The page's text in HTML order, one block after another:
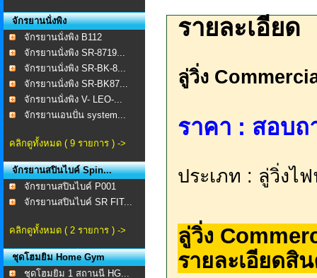
จักรยานนั่งพิง
จักรยานนั่งพิง B112
จักรยานนั่งพิง SR-8719...
จักรยานนั่งพิง SR-BK-8...
จักรยานนั่งพิง SR-BK87...
จักรยานนั่งพิง V- LEO-...
จักรยานเอนปั่น system...
คลิกดูทั้งหมด ( 9 รายการ ) ->
จักรยานสปินไบค์ Spin...
จักรยานสปินไบค์ P001
จักรยานสปินไบค์ SR FIT...
คลิกดูทั้งหมด ( 2 รายการ ) ->
ชุดโฮมยิม Home Gym
ชุดโฮมยิม 1 สถานนี HG...
รายละเอียด
ลู่วิ่ง
ราคา : สอบถ
ประเภท : ลู่วิ่งไ
ลู่วิ่ง
รายละเอียดสิ